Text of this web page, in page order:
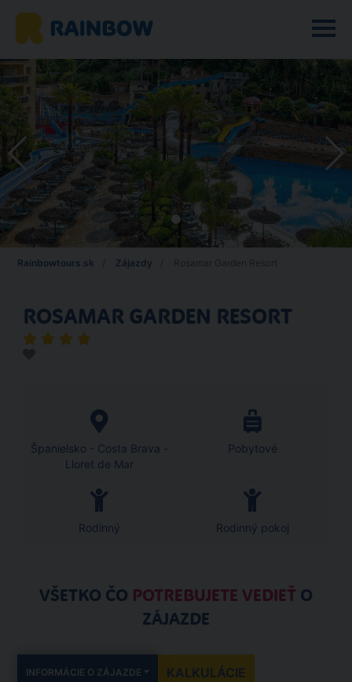
Rainbowtours.sk Zájazdy
ROSAMAR GARDEN RESORT
Španielsko - Costa Brava -
Lloret de Mar
Pobytové
Rodinný Rodinný pokoj
VŠETKO ČO POTREBUJETE VEDIEŤ O
ZÁJAZDE
INFORMÁCIE O ZÁJAZDE KALKULÁCIE